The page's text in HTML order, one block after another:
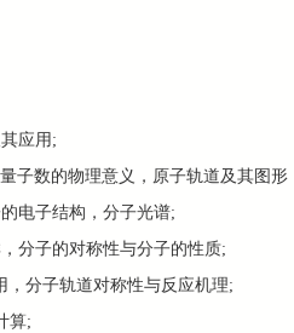
应用;
子数的物理意义，原子轨道及其图形
电子结构，分子光谱;
分子的对称性与分子的性质;
，分子轨道对称性与反应机理;
算;